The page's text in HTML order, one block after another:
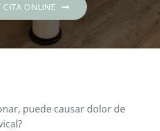
CITA ONLINE
puede causar dolor de